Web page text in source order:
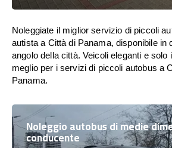
Noleggiate il miglior servizio di piccoli
autista a Città di Panama, disponibile in
angolo della città. Veicoli eleganti e solo
meglio per i servizi di piccoli autobus a
Panama.
Noleggio autobus di medie
conducente